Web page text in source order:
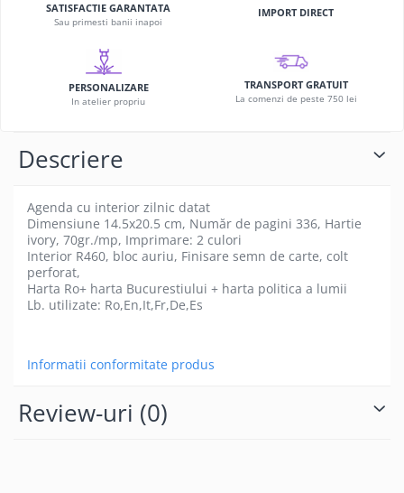
SATISFACTIE GARANTATA
Sau primesti banii inapoi
IMPORT DIRECT
PERSONALIZARE
In atelier propriu
TRANSPORT GRATUIT
La comenzi de peste 750 lei
Descriere
Agenda cu interior zilnic datat
Dimensiune 14.5x20.5 cm, Număr de pagini 336, Hartie
ivory, 70gr./mp, Imprimare: 2 culori
Interior R460, bloc auriu, Finisare semn de carte, colt
perforat,
Harta Ro+ harta Bucurestiului + harta politica a lumii
Lb. utilizate: Ro,En,It,Fr,De,Es
Informatii conformitate produs
Review-uri (0)